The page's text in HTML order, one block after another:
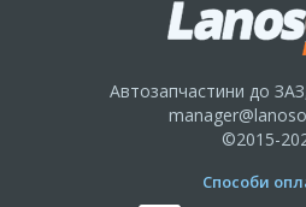
Автозапчастини до
©2015-
Способи